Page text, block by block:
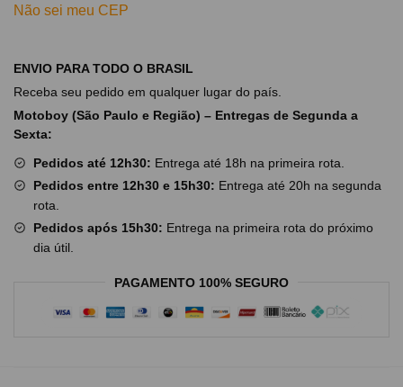
Não sei meu CEP
ENVIO PARA TODO O BRASIL
Receba seu pedido em qualquer lugar do país.
Motoboy (São Paulo e Região) – Entregas de Segunda a
Sexta:
Pedidos até 12h30: Entrega até 18h na primeira rota.
Pedidos entre 12h30 e 15h30: Entrega até 20h na segunda
rota.
Pedidos após 15h30: Entrega na primeira rota do próximo
dia útil.
PAGAMENTO 100% SEGURO